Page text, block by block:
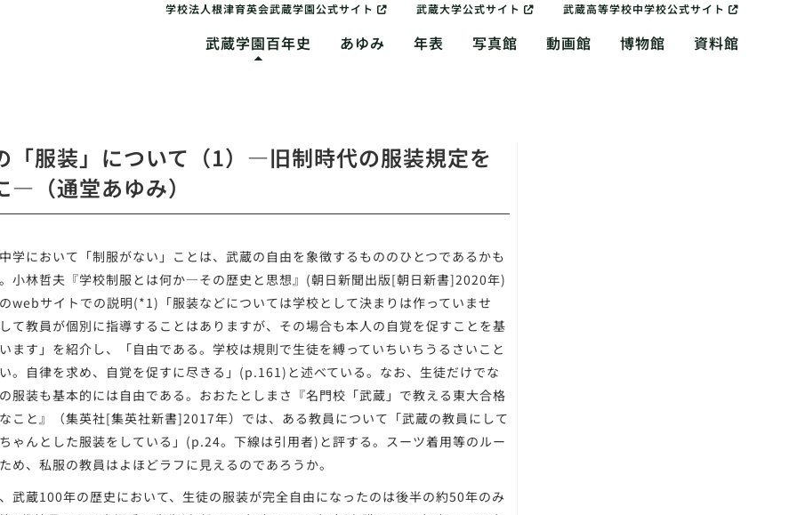
学校法人根津育英会武蔵学園公式サイト 武蔵大学公式サイト 武蔵高等学校中学校公式サイト
武蔵学園百年史 あゆみ 年表 写真館 動画館 博物館 資料館
「服装」について（1）―旧制時代の服装規定を
―（通堂あゆみ）
学において「制服がない」ことは、武蔵の自由を象徴するもののひとつであるかも
小林哲夫『学校制服とは何か―その歴史と思想』(朝日新聞出版[朝日新書]2020年)
webサイトでの説明(*1)「服装などについては学校として決まりは作っていませ
て教員が個別に指導することはありますが、その場合も本人の自覚を促すことを基
ます」を紹介し、「自由である。学校は規則で生徒を縛っていちいちうるさいこと
。自律を求め、自覚を促すに尽きる」(p.161)と述べている。なお、生徒だけでな
服装も基本的には自由である。おおたとしまさ『名門校「武蔵」で教える東大合格
こと』（集英社[集英社新書]2017年）では、ある教員について「武蔵の教員にして
ゃんとした服装をしている」(p.24。下線は引用者)と評する。スーツ着用等のルー
め、私服の教員はよほどラフに見えるのであろうか。
武蔵100年の歴史において、生徒の服装が完全自由になったのは後半の約50年のみ